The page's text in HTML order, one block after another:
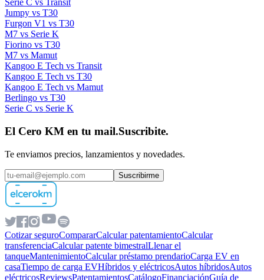
Serie C vs Transit
Jumpy vs T30
Furgon V1 vs T30
M7 vs Serie K
Fiorino vs T30
M7 vs Mamut
Kangoo E Tech vs Transit
Kangoo E Tech vs T30
Kangoo E Tech vs Mamut
Berlingo vs T30
Serie C vs Serie K
El Cero KM en tu mail.Suscribite.
Te enviamos precios, lanzamientos y novedades.
Suscribirme
Cotizar seguroCompararCalcular patentamientoCalcular
transferenciaCalcular patente bimestralLlenar el
tanqueMantenimientoCalcular préstamo prendarioCarga EV en
casaTiempo de carga EVHíbridos y eléctricosAutos híbridosAutos
eléctricosReviewsPatentamientosCatálogoFinanciaciónGuía de